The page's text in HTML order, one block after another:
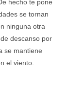
hecho te pone
se tornan
ninguna otra
descanso por
se mantiene
el viento.